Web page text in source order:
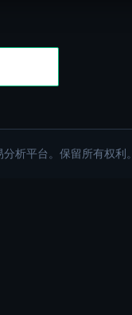
析平台。保留所有权利。